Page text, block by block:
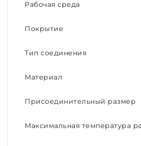
Рабочая среда
Покрытие
Тип соединения
Материал
Присоединительный размер
Максимальная температура